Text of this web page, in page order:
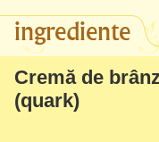
datorităNatalei
Un aluat foarte
cu drojdie
ingrediente
Cremă de
(quark)